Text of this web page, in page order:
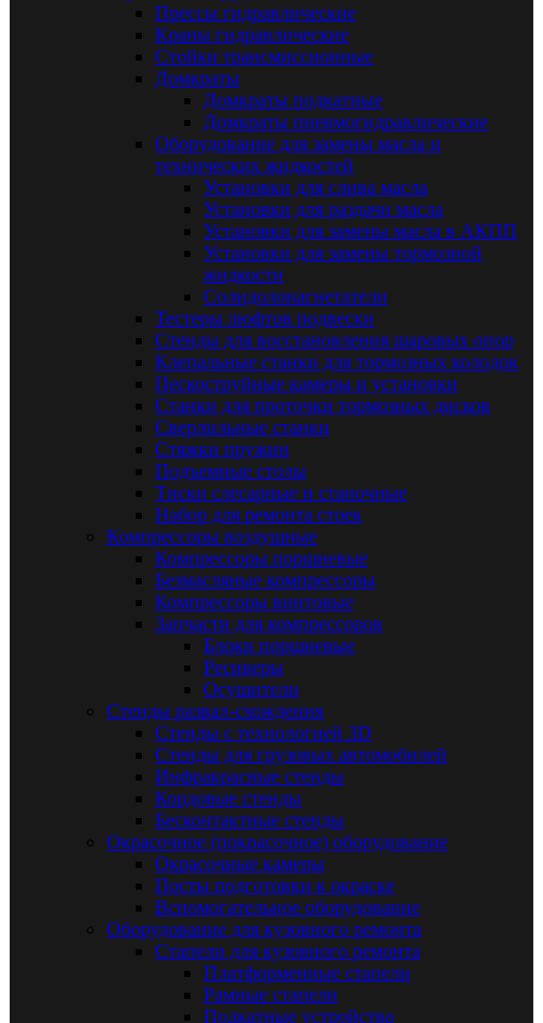
Прессы гидравлические
Краны гидравлические
Стойки трансмиссионные
Домкраты
Домкраты подкатные
Домкраты пневмогидравлические
Оборудование для замены масла и
технических жидкостей
Установки для слива масла
Установки для раздачи масла
Установки для замены масла в АКПП
Установки для замены тормозной
жидкости
Солидолонагнетатели
Тестеры люфтов подвески
Стенды для восстановления шаровых опор
Клепальные станки для тормозных колодок
Пескоструйные камеры и установки
Станки для проточки тормозных дисков
Сверлильные станки
Стяжки пружин
Подъемные столы
Тиски слесарные и станочные
Набор для ремонта стоек
Компрессоры воздушные
Компрессоры поршневые
Безмасляные компрессоры
Компрессоры винтовые
Запчасти для компрессоров
Блоки поршневые
Ресиверы
Осушители
Стенды развал-схождения
Стенды с технологией 3D
Стенды для грузовых автомобилей
Инфракрасные стенды
Кордовые стенды
Бесконтактные стенды
Окрасочное (покрасочное) оборудование
Окрасочные камеры
Посты подготовки к окраске
Вспомогательное оборудование
Оборудование для кузовного ремонта
Стапели для кузовного ремонта
Платформенные стапели
Рамные стапели
Подкатные устройства